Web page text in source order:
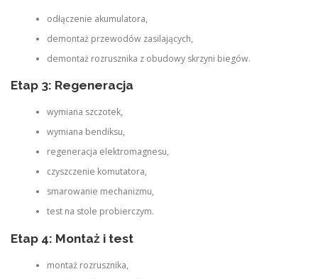
odłączenie akumulatora,
demontaż przewodów zasilających,
demontaż rozrusznika z obudowy skrzyni biegów.
Etap 3: Regeneracja
wymiana szczotek,
wymiana bendiksu,
regeneracja elektromagnesu,
czyszczenie komutatora,
smarowanie mechanizmu,
test na stole probierczym.
Etap 4: Montaż i test
montaż rozrusznika,